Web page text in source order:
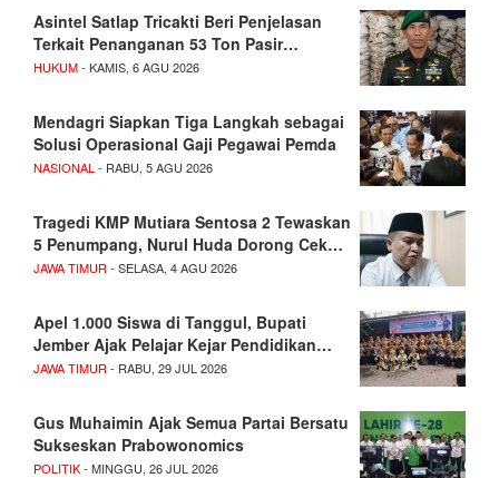
Asintel Satlap Tricakti Beri Penjelasan
Terkait Penanganan 53 Ton Pasir…
HUKUM- KAMIS, 6 AGU 2026
Mendagri Siapkan Tiga Langkah sebagai
Solusi Operasional Gaji Pegawai Pemda
NASIONAL - RABU, 5 AGU 2026
Tragedi KMP Mutiara Sentosa 2 Tewaskan
5 Penumpang, Nurul Huda Dorong Cek…
JAWA TIMUR - SELASA, 4 AGU 2026
Apel 1.000 Siswa di Tanggul, Bupati
Jember Ajak Pelajar Kejar Pendidikan…
JAWA TIMUR - RABU, 29 JUL 2026
Gus Muhaimin Ajak Semua Partai Bersatu
Sukseskan Prabowonomics
POLITIK- MINGGU, 26 JUL 2026